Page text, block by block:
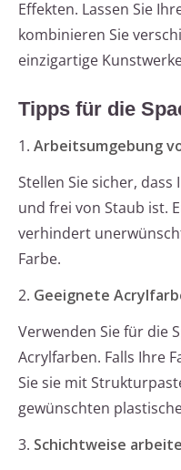
Effekten. Lassen Sie
kombinieren Sie
einzigartige
Tipps für die
1. Arbeitsumgebung
Stellen Sie sicher,
und frei von Staub ist.
verhindert
Farbe.
2. Geeignete
Verwenden Sie für die
Acrylfarben. Falls Ihre
Sie sie mit
gewünschten
3. Schichtweise